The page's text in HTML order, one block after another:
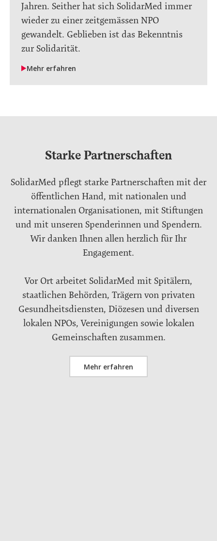
Jahren. Seither hat sich SolidarMed immer
wieder zu einer zeitgemässen NPO
gewandelt. Geblieben ist das Bekenntnis
zur Solidarität.
Mehr erfahren
Starke Partnerschaften
SolidarMed pflegt starke Partnerschaften mit der
öffentlichen Hand, mit nationalen und
internationalen Organisationen, mit Stiftungen
und mit unseren Spenderinnen und Spendern.
Wir danken Ihnen allen herzlich für Ihr
Engagement.
Vor Ort arbeitet SolidarMed mit Spitälern,
staatlichen Behörden, Trägern von privaten
Gesundheitsdiensten, Diözesen und diversen
lokalen NPOs, Vereinigungen sowie lokalen
Gemeinschaften zusammen.
Mehr erfahren